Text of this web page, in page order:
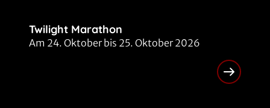
Twilight Marathon
Am 24. Oktober bis 25. Oktober 2026